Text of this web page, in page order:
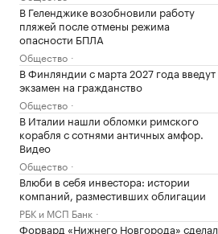
В Геленджике возобновили работу
пляжей после отмены режима
опасности БПЛА
Общество
В Финляндии с марта 2027 года введут
экзамен на гражданство
Общество
В Италии нашли обломки римского
корабля с сотнями античных амфор.
Видео
Общество
Влюби в себя инвестора: истории
компаний, разместивших облигации
РБК и МСП Банк
Форвард «Нижнего Новгорода» сделал